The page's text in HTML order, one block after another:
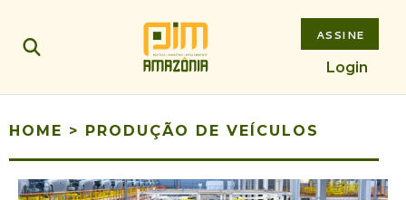
ASSINE
Login
HOME > PRODUÇÃO DE VEÍCULOS